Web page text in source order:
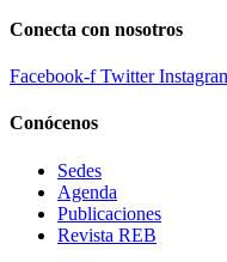
Conecta con nosotros
Facebook-f Twitter
Conócenos
Sedes
Agenda
Publicaciones
Revista REB